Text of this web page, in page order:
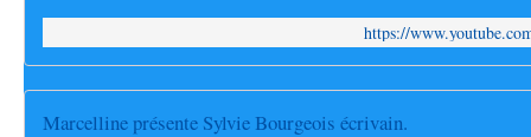
https://
Marcelline présente Sylvie Bourgeois écrivain.